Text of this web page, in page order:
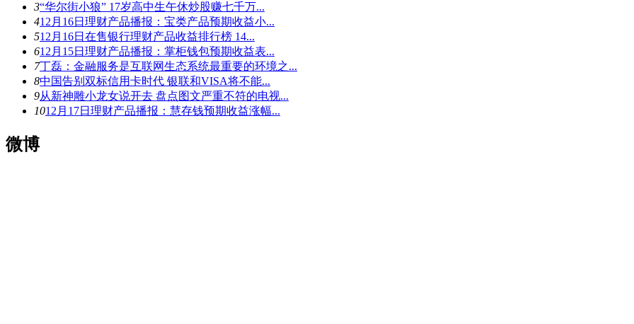
3“华尔街小狼” 17岁高中生午休炒股赚七千万...
412月16日理财产品播报：宝类产品预期收益小...
512月16日在售银行理财产品收益排行榜 14...
612月15日理财产品播报：掌柜钱包预期收益表...
7丁磊：金融服务是互联网生态系统最重要的环境之...
8中国告别双标信用卡时代 银联和VISA将不能...
9从新神雕小龙女说开去 盘点图文严重不符的电视...
1012月17日理财产品播报：慧存钱预期收益涨幅...
微博